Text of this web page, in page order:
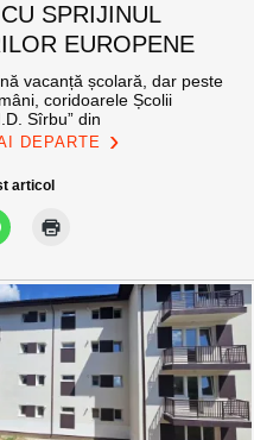
SPRIJINUL
EUROPENE
vacanță școlară, dar peste
coridoarele Școlii
Sîrbu” din
DEPARTE
articol